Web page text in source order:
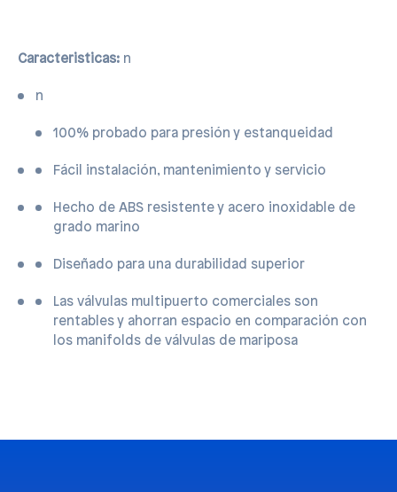
Caracteristicas: n
n
100% probado para presión y estanqueidad
Fácil instalación, mantenimiento y servicio
Hecho de ABS resistente y acero inoxidable de
grado marino
Diseñado para una durabilidad superior
Las válvulas multipuerto comerciales son
rentables y ahorran espacio en comparación con
los manifolds de válvulas de mariposa